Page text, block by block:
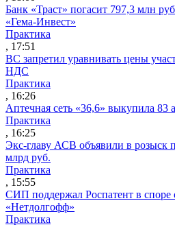
Банк «Траст» погасит 797,3 млн
«Гема-Инвест»
Практика
, 17:51
ВС запретил уравнивать цены
НДС
Практика
, 16:26
Аптечная сеть «36,6» выкупила 83
Практика
, 16:25
Экс-главу АСВ объявили в розыск
млрд руб.
Практика
, 15:55
СИП поддержал Роспатент в споре
«Нетдолгофф»
Практика